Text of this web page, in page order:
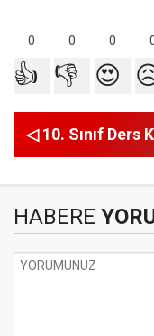
0 0 0
👍 👎 😍
◁ 10. Sınıf Ders
HABERE